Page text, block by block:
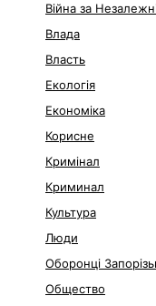
Війна за
Влада
Власть
Екологія
Економіка
Корисне
Кримінал
Криминал
Культура
Люди
Оборонці
Общество